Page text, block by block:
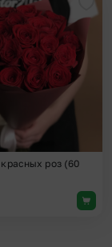
красных роз (60